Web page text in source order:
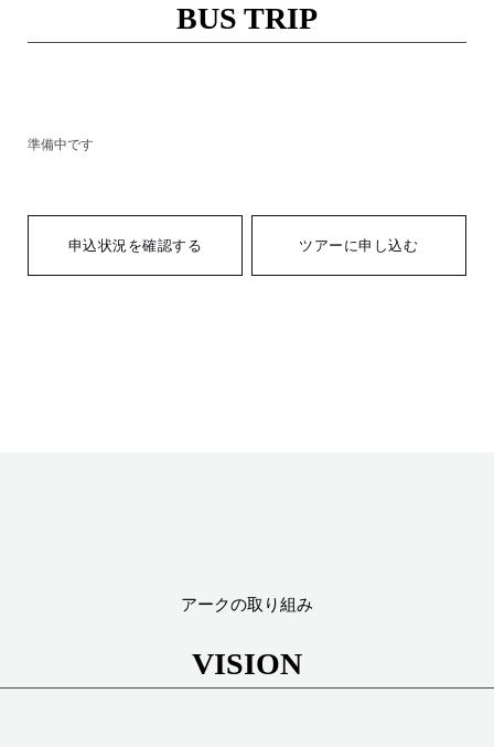
BUS TRIP
準備中です
申込状況を確認する ツアーに申し込む
アークの取り組み
VISION